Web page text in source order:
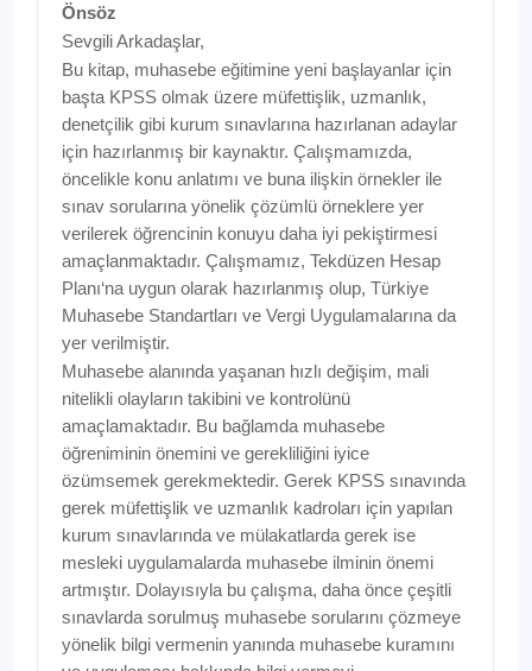
Önsöz
Sevgili Arkadaşlar,
Bu kitap, muhasebe eğitimine yeni başlayanlar için
başta KPSS olmak üzere müfettişlik, uzmanlık,
denetçilik gibi kurum sınavlarına hazırlanan adaylar
için hazırlanmış bir kaynaktır. Çalışmamızda,
öncelikle konu anlatımı ve buna ilişkin örnekler ile
sınav sorularına yönelik çözümlü örneklere yer
verilerek öğrencinin konuyu daha iyi pekiştirmesi
amaçlanmaktadır. Çalışmamız, Tekdüzen Hesap
Planı‘na uygun olarak hazırlanmış olup, Türkiye
Muhasebe Standartları ve Vergi Uygulamalarına da
yer verilmiştir.
Muhasebe alanında yaşanan hızlı değişim, mali
nitelikli olayların takibini ve kontrolünü
amaçlamaktadır. Bu bağlamda muhasebe
öğreniminin önemini ve gerekliliğini iyice
özümsemek gerekmektedir. Gerek KPSS sınavında
gerek müfettişlik ve uzmanlık kadroları için yapılan
kurum sınavlarında ve mülakatlarda gerek ise
mesleki uygulamalarda muhasebe ilminin önemi
artmıştır. Dolayısıyla bu çalışma, daha önce çeşitli
sınavlarda sorulmuş muhasebe sorularını çözmeye
yönelik bilgi vermenin yanında muhasebe kuramını